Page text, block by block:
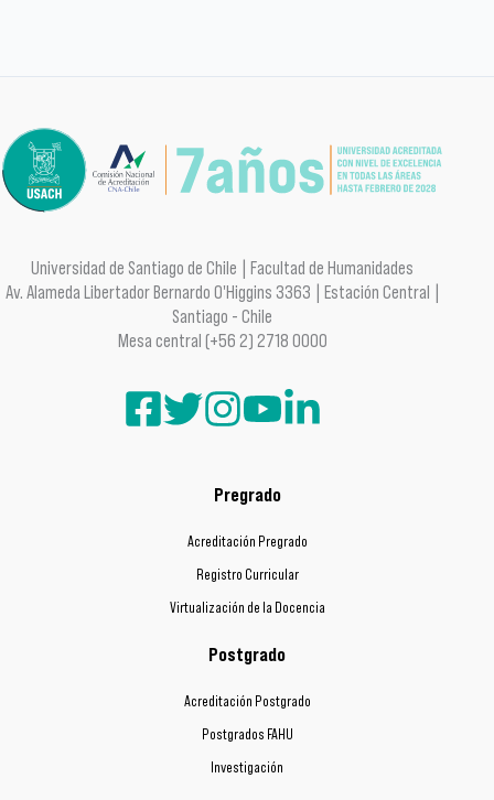
Universidad de Santiago de Chile | Facultad de Humanidades
Av. Alameda Libertador Bernardo O'Higgins 3363 | Estación Central |
Santiago - Chile
Mesa central (+56 2) 2718 0000
Pregrado
Acreditación Pregrado
Registro Curricular
Virtualización de la Docencia
Postgrado
Acreditación Postgrado
Postgrados FAHU
Investigación